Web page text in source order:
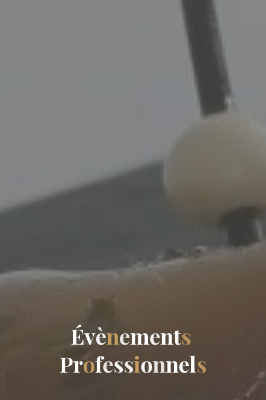
Évènements
Professionnels